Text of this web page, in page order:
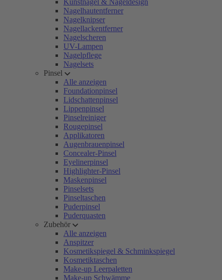
Kunstnägel & Nageldesign
Nagelhautentferner
Nagelknipser
Nagellackentferner
Nagelscheren
UV-Lampen
Nagelpflege
Nagelsets
Pinsel
Alle anzeigen
Foundationpinsel
Lidschattenpinsel
Lippenpinsel
Pinselreiniger
Rougepinsel
Applikatoren
Augenbrauenpinsel
Concealer-Pinsel
Eyelinerpinsel
Highlighter-Pinsel
Maskenpinsel
Pinselsets
Pinseltaschen
Puderpinsel
Puderquasten
Zubehör
Alle anzeigen
Anspitzer
Kosmetikspiegel & Schminkspiegel
Kosmetiktaschen
Make-up Leerpaletten
Make-up Schwämme